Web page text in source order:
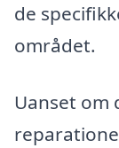
de
området.
Uanset om